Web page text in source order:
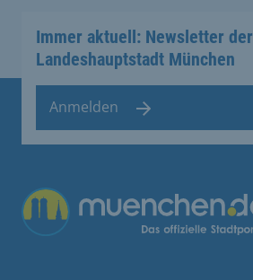
Immer aktuell: Newsletter der
Landeshauptstadt München
Anmelden
Übergreifende Links